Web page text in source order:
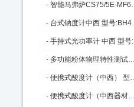
- 智能马弗炉CS75/5E-MF6100升级款中西 型号:CS75/5E-MF6100K库号：M393139
- 台式钠度计中西 型号:BH43/D-HK-51库号：M398040
- 手持式光功率计 中西 型号:BL10-LXP200库号：M404993
- 多功能粉体物理特性测试仪/（中西） 型号:M206606库号：M206606
- 便携式酸度计（中西） 型号:CH10-520库号：M227435
- 便携式酸度计（中西器材） 型号:CH10-520库号：M227435